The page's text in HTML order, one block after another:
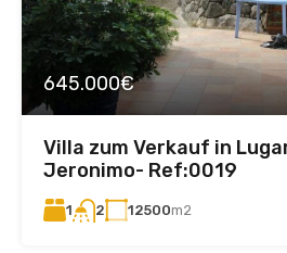
645.000€
Villa zum Verkauf in
Jeronimo- Ref:0019
1 2 12500m2